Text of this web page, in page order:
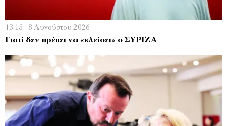
13:15 - 8 Αυγούστου 2026
Γιατί δεν πρέπει να «κλείσει» ο ΣΥΡΙΖΑ